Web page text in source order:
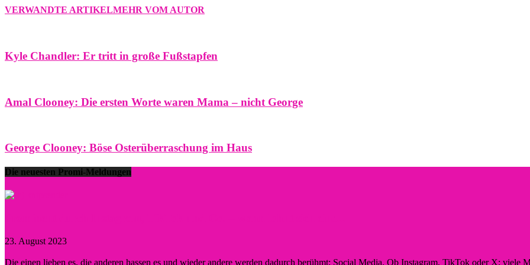
VERWANDTE ARTIKELMEHR VOM AUTOR
Kyle Chandler: Er tritt in große Fußstapfen
Amal Clooney: Die ersten Worte waren Mama – nicht George
George Clooney: Böse Osterüberraschung im Haus
Die neuesten Promi-Meldungen
23. August 2023
Die einen lieben es, die anderen hassen es und wieder andere werden dadurch berühmt: Social Media. Ob Instagram, TikTok oder X: viele